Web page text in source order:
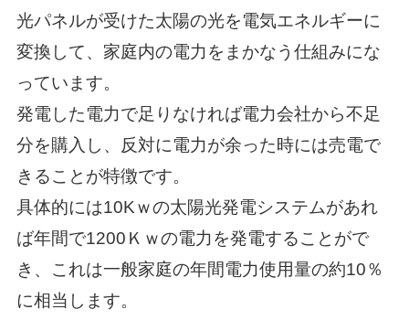
光パネルが受けた太陽の光を電気エネルギーに
変換して、家庭内の電力をまかなう仕組みにな
っています。
発電した電力で足りなければ電力会社から不足
分を購入し、反対に電力が余った時には売電で
きることが特徴です。
具体的には10Kｗの太陽光発電システムがあれ
ば年間で1200Ｋｗの電力を発電することがで
き、これは一般家庭の年間電力使用量の約10％
に相当します。